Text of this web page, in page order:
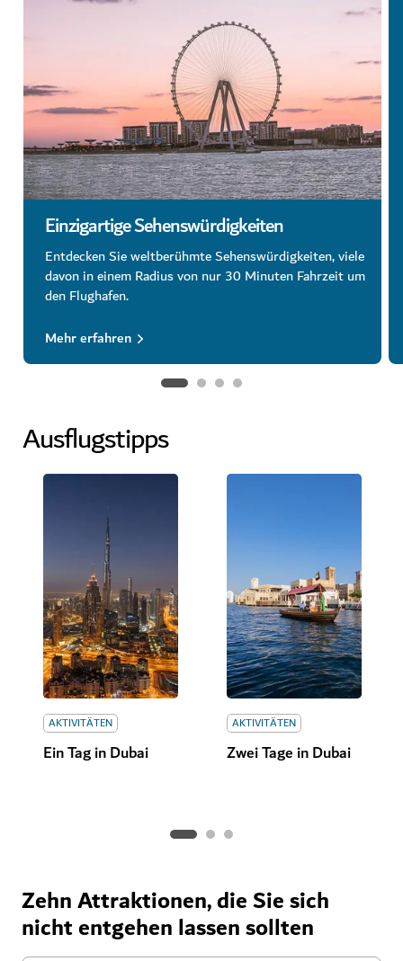
Einzigartige Sehenswürdigkeiten
Entdecken Sie weltberühmte Sehenswürdigkeiten, viele
davon in einem Radius von nur 30 Minuten Fahrzeit um
den Flughafen.
Mehr erfahren
Ausflugstipps
AKTIVITÄTEN
Ein Tag in Dubai
AKTIVITÄTEN
Zwei Tage in Dubai
Zehn Attraktionen, die Sie sich
nicht entgehen lassen sollten